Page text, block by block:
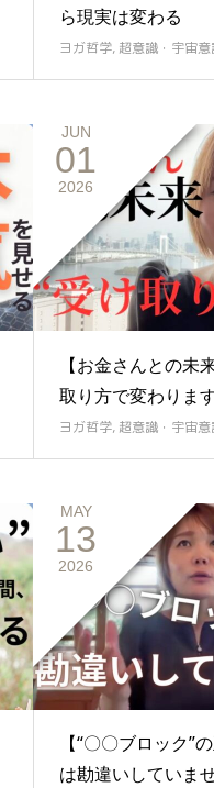
ら現実は変わる
ヨガ哲学, 超意識・宇宙意
JUN
01
2026
【お金さんとの未
取り方で変わりま
ヨガ哲学, 超意識・宇宙意
MAY
13
2026
【“〇〇ブロック”
は勘違いしていま